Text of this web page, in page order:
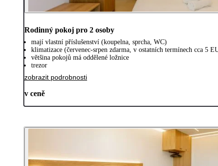
Rodinný pokoj pro 2 osoby
mají vlastní příslušenství (koupelna, sprcha, WC)
klimatizace (červenec-srpen zdarma, v ostatních termínech cca 5
většina pokojů má oddělené ložnice
trezor
zobrazit podrobnosti
v ceně